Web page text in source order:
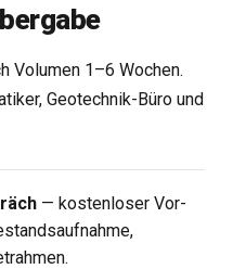
Volumen 1–6 Wochen.
Geotechnik-Büro und
— kostenloser Vor-